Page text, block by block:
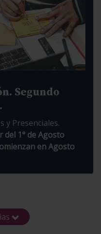
Segundo
y Presenciales.
1° de Agosto
en Agosto